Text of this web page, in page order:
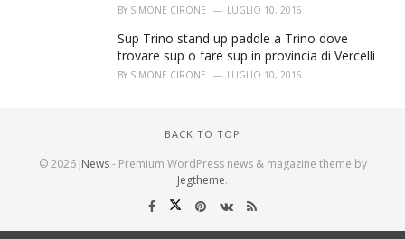
BY SIMONE CIRONE LUGLIO 10, 2016
Sup Trino stand up paddle a Trino dove
trovare sup o fare sup in provincia di Vercelli
BY SIMONE CIRONE LUGLIO 10, 2016
BACK TO TOP
© 2026 JNews- Premium WordPress news & magazine theme by
Jegtheme.